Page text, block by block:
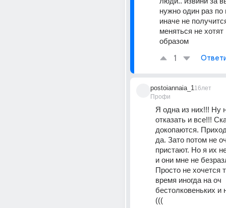
нужно один раз по
иначе не
меняться не хотят
образом
1
postoiannaia_1
Профи
16лет
Я одна из них!!! Ну
отказать и все!!!
докопаются.
да. Зато потом не
пристают. Но я их
и они мне не
Просто не хочется
время иногда на оч
бестолковеньких и
(((